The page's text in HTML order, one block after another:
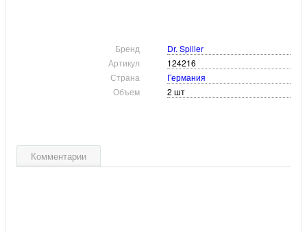
Бренд
Dr. Spiller
Артикул
124216
Страна
Германия
Объем
2 шт
Комментарии